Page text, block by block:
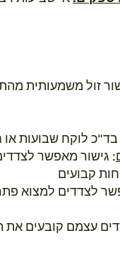
זול משמעותית
בד"כ לוקח שבועות
: גישור מאפשר
קבועים
לצדדים למצוא
עצמם קובעים את